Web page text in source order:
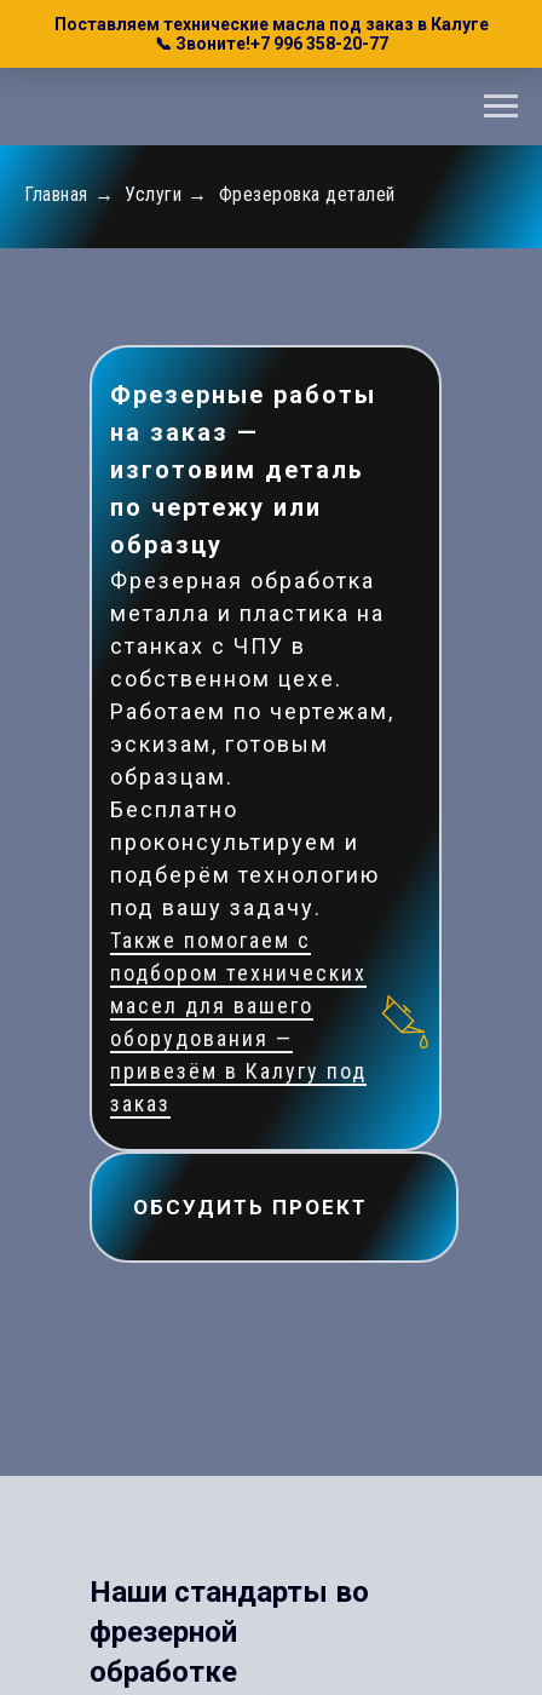
Поставляем технические масла под заказ в Калуге
📞 Звоните!+7 996 358-20-77
Главная → Услуги → Фрезеровка деталей
Фрезерные работы
на заказ —
изготовим деталь
по чертежу или
образцу
Фрезерная обработка
металла и пластика на
станках с ЧПУ в
собственном цехе.
Работаем по чертежам,
эскизам, готовым
образцам.
Бесплатно
проконсультируем и
подберём технологию
под вашу задачу.
Также помогаем с
подбором технических
масел для вашего
оборудования —
привезём в Калугу под
заказ
ОБСУДИТЬ ПРОЕКТ
Наши стандарты во
фрезерной
обработке